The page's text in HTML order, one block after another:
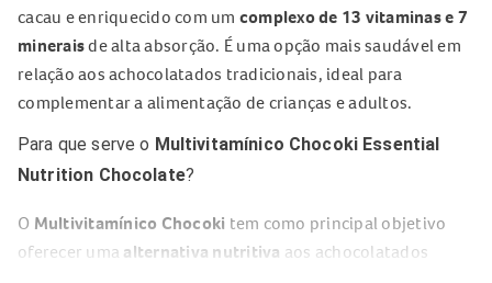
cacau e enriquecido com um complexo de 13 vitaminas e 7
mineraisde alta absorção. É uma opção mais saudável em
relação aos achocolatados tradicionais, ideal para
complementar a alimentação de crianças e adultos.
Para que serve o Multivitamínico Chocoki Essential
Nutrition Chocolate?
O Multivitamínico Chocoki tem como principal objetivo
oferecer uma alternativa nutritiva aos achocolatados